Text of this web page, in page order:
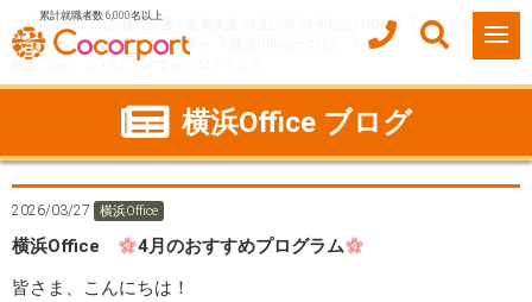
累計就職者数 6,000名以上
ココルポート(就労移行支援・定着支援/自立訓練/計画相談) HOME
事業所紹介
神奈川県
横浜市 横浜Office
横浜Office
4月のおすすめプログラム
横浜Office ブログ
2026/03/27 横浜Office
横浜Office
4月のおすすめプログラム
皆さま、こんにちは！